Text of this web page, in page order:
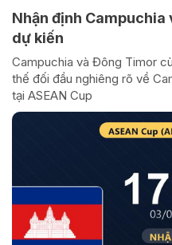
Nhận định
dự kiến
Campuchia và Đông Timor
thế đối đầu nghiêng rõ về
tại ASEAN Cup